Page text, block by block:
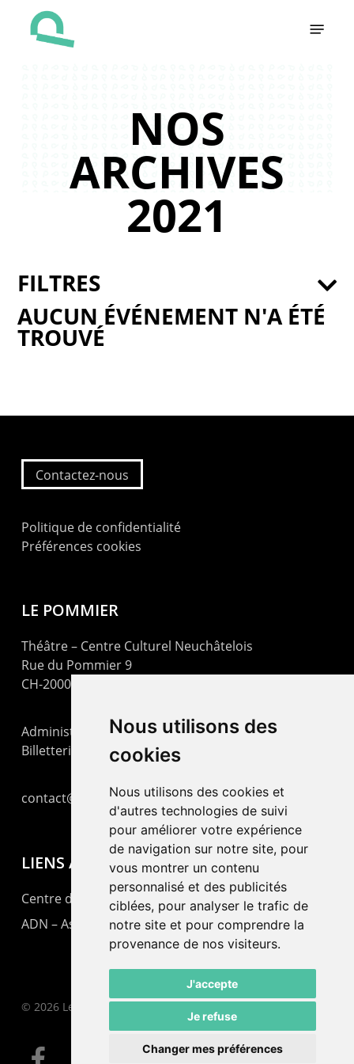
Nous utilisons des
cookies
Nous utilisons des cookies et
d'autres technologies de suivi
pour améliorer votre expérience
de navigation sur notre site, pour
vous montrer un contenu
personnalisé et des publicités
ciblées, pour analyser le trafic de
notre site et pour comprendre la
provenance de nos visiteurs.
J'accepte
Je refuse
Changer mes préférences
NOS
ARCHIVES
2021
AUCUN ÉVÉNEMENT N'A ÉTÉ
TROUVÉ
FILTRES
Contactez-nous
Politique de confidentialité
Préférences cookies
LE POMMIER
Théâtre – Centre Culturel Neuchâtelois
Rue du Pommier 9
CH-2000 Neuchâtel
Administration : +41 32 725 03 03
Billetterie : +41 32 725 05 05
contact@lepommier.ch
LIENS AMIS
Centre de culture ABC
ADN – Association Danse Neuchâtel
© 2026 Le Pommier.
facebook email